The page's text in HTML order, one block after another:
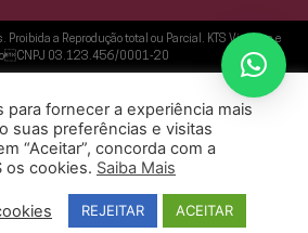
Proibida a Reprodução total ou Parcial. KTS Viagens e
03.123.456/0001-20
Agência Oxi - Especialista no Desenvolvimento de Websites
para fornecer a experiência mais
suas preferências e visitas
“Aceitar”, concorda com a
os cookies. Saiba Mais
REJEITAR ACEITAR